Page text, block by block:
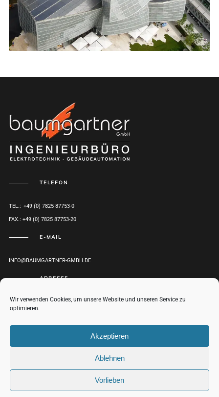
Wir verwenden Cookies, um unsere Website und unseren Service zu
optimieren.
Akzeptieren
Ablehnen
Vorlieben
TELEFON
TEL.: +49 (0) 7825 87753-0
FAX.: +49 (0) 7825 87753-20
E-MAIL
INFO@BAUMGARTNER-GMBH.DE
ADRESSE
HERRENWEG 1
D-77971 KIPPENHEIM
ROUTENPLANER